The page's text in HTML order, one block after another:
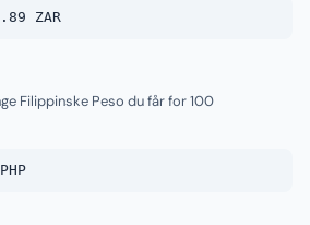
ZAR
Filippinske Peso du får for 100